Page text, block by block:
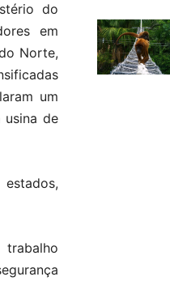
do
em
Norte,
um
usina de